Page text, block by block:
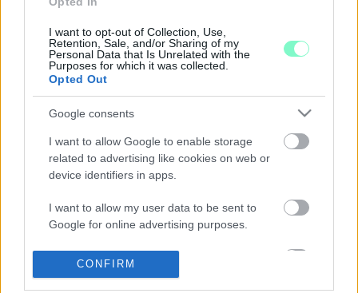
I want to opt-out of Collection, Use,
Retention, Sale, and/or Sharing of my
Personal Data that Is Unrelated with the
Purposes for which it was collected.
Opted Out
Google consents
I want to allow Google to enable storage
related to advertising like cookies on web or
device identifiers in apps.
I want to allow my user data to be sent to
Google for online advertising purposes.
I want to allow Google to send me
CONFIRM
SZÁLLÍTOTTÁK MAGYARORSZÁGRA, ÍGY
SZOMBATHELYRE IS AZ AZBESZTTEL
SZENNYEZETT KŐZETET
2026. Április. 14. 14:10
Mutatjuk a Vas Megyei Kormányhivatal legfrissebb
tájékoztatását.
KÖZEL 2500 TONNA ILLEGÁLIS HULLADÉKOT
SZÁMOLTAK FEL TAVALY VASBAN
2023. február. 22. 10:25
Volt ahol felszólításra elszállították, de a hivatalnak is kellett
VAS MEGYEI KORMÁNYHIVATAL: A FORRÁSVÍZ
NEM IVÓKÚT
2022. október. 11. 07:49
Ugyanakkor azt is közölték, hogy jelenleg megfelelő a Hétforrás